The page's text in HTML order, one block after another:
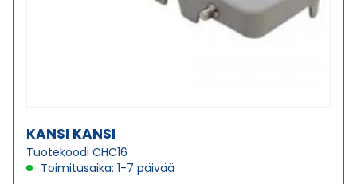
KANSI KANSI
Tuotekoodi CHC16
Toimitusaika: 1-7 päivää